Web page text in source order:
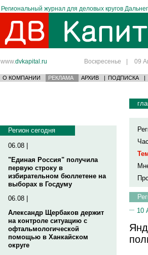
Региональный журнал для деловых кругов
www.dvkapital.ru Воскресенье | 09
О КОМПАНИИ РЕКЛАМА АРХИВ | ПОДПИСКА |
Регион сегодня
06.08 |
"Единая Россия" получила
первую строку в
избирательном бюллетене на
выборах в Госдуму
06.08 |
Александр Щербаков держит
на контроле ситуацию с
офтальмологической
помощью в Ханкайском
округе
10